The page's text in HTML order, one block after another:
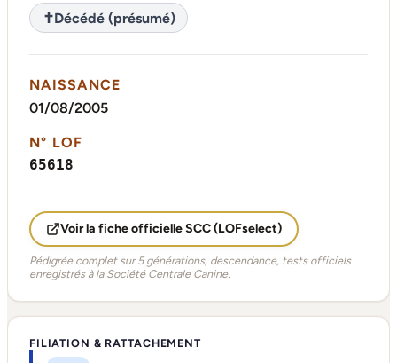
✝Décédé (présumé)
NAISSANCE
01/08/2005
N° LOF
65618
Voir la fiche officielle SCC (LOFselect)
Pédigrée complet sur 5 générations, descendance, tests officiels
enregistrés à la Société Centrale Canine.
FILIATION & RATTACHEMENT